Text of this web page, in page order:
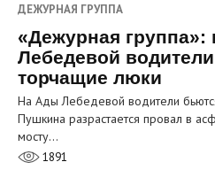
ДЕЖУРНАЯ ГРУППА
«Дежурная
Лебедевой
торчащие люки
На Ады Лебедевой водители
Пушкина разрастается провал в
мосту…
1891